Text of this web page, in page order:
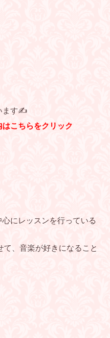
ます✍
こちらをクリック
にレッスンを行っている
、音楽が好きになること